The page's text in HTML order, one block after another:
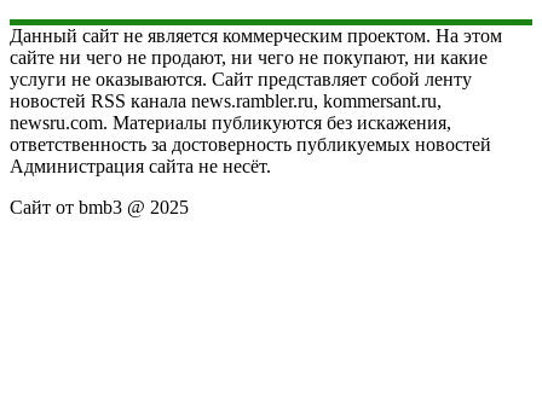
Данный сайт не является коммерческим проектом. На этом
сайте ни чего не продают, ни чего не покупают, ни какие
услуги не оказываются. Сайт представляет собой ленту
новостей RSS канала news.rambler.ru, kommersant.ru,
newsru.com. Материалы публикуются без искажения,
ответственность за достоверность публикуемых новостей
Администрация сайта не несёт.
Сайт от bmb3 @ 2025